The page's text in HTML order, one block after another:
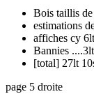
Bois taillis
estimations
affiches cy 6lt
Bannies ....3lt
[total] 27lt
page 5 droite